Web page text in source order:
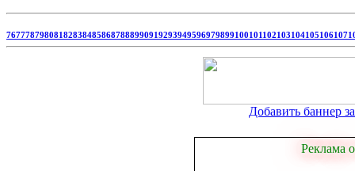
767778798081828384858687888990919293949596979899100101102103104105106107
Добавить баннер
Реклама